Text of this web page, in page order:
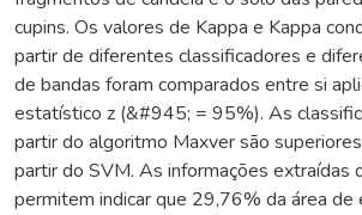
cupins. Os valores de Kappa e Kappa
partir de diferentes classificadores e
de bandas foram comparados entre si
estatístico z (&#945; = 95%). As
partir do algoritmo Maxver são
partir do SVM. As informações extraídas
permitem indicar que 29,76% da área de